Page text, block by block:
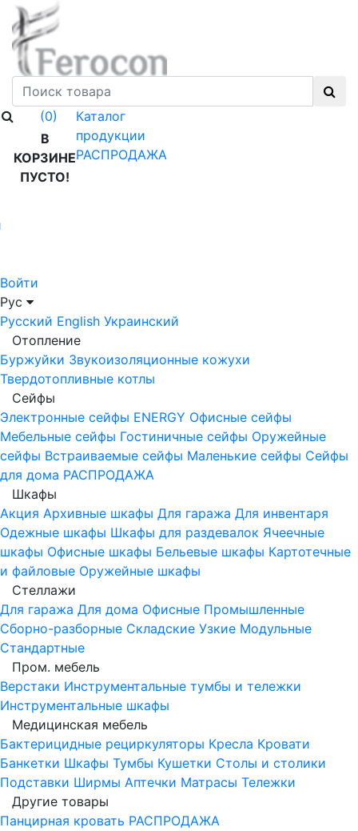
(0)
В
КОРЗИНЕ
ПУСТО!
Каталог
продукции
РАСПРОДАЖА
Войти
Рус
Русский English Украинский
Отопление
Буржуйки Звукоизоляционные кожухи
Твердотопливные котлы
Сейфы
Электронные сейфы ENERGY Офисные сейфы
Мебельные сейфы Гостиничные сейфы Оружейные
сейфы Встраиваемые сейфы Маленькие сейфы Сейфы
для дома РАСПРОДАЖА
Шкафы
Акция Архивные шкафы Для гаража Для инвентаря
Одежные шкафы Шкафы для раздевалок Ячеечные
шкафы Офисные шкафы Бельевые шкафы Картотечные
и файловые Оружейные шкафы
Стеллажи
Для гаража Для дома Офисные Промышленные
Сборно-разборные Складские Узкие Модульные
Стандартные
Пром. мебель
Верстаки Инструментальные тумбы и тележки
Инструментальные шкафы
Медицинская мебель
Бактерицидные рециркуляторы Кресла Кровати
Банкетки Шкафы Тумбы Кушетки Столы и столики
Подставки Ширмы Аптечки Матрасы Тележки
Другие товары
Панцирная кровать РАСПРОДАЖА